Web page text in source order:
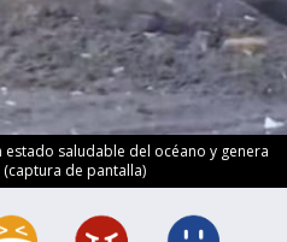
saludable del océano y genera
de pantalla)